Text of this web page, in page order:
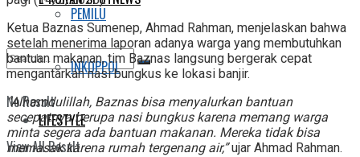
No Result
View All Result
PEMILU
INKOPPOL
LIFESTYLE
Ketua Baznas Sumenep, Ahmad Rahman, menjelaskan bahwa
setelah menerima laporan adanya warga yang membutuhkan
bantuan makanan, tim Baznas langsung bergerak cepat
mengantarkan nasi bungkus ke lokasi banjir.
“Alhamdulillah, Baznas bisa menyalurkan bantuan
secepatnya berupa nasi bungkus karena memang warga
minta segera ada bantuan makanan. Mereka tidak bisa
memasak karena rumah tergenang air,”ujar Ahmad Rahman.